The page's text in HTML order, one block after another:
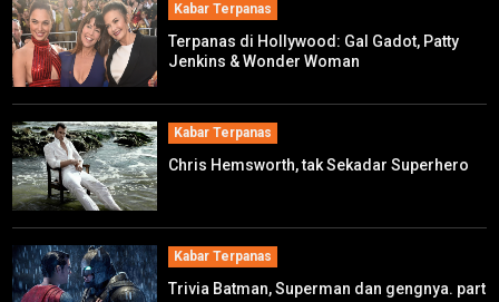
Kabar Terpanas
Terpanas di Hollywood: Gal Gadot, Patty
Jenkins & Wonder Woman
Kabar Terpanas
Chris Hemsworth, tak Sekadar Superhero
Kabar Terpanas
Trivia Batman, Superman dan gengnya. part